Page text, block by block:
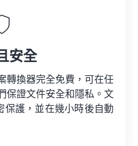
安全
轉換器完全免費，可在任
保證文件安全和隱私。文
保護，並在幾小時後自動